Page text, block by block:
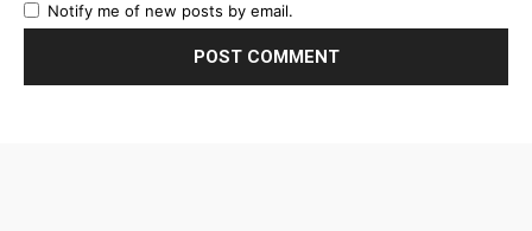
Notify me of new posts by email.